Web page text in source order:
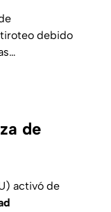
tiroteo debido
de
activó de